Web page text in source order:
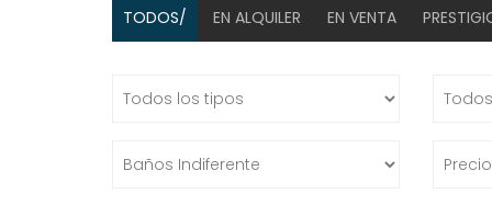
TODOS/ EN ALQUILER EN VENTA